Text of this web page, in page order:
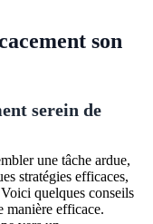
son
serein de
une tâche ardue,
stratégies efficaces,
quelques conseils
manière efficace.